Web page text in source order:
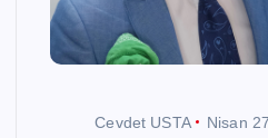
Cevdet USTA Nisan